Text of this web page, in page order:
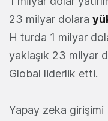
23 milyar dolara
H turda 1 milyar
yaklaşık 23 milyar
Global liderlik etti.
Yapay zeka